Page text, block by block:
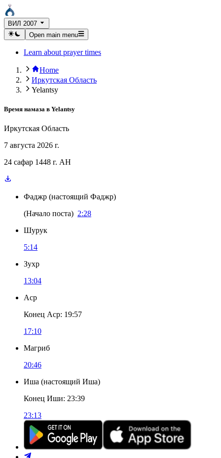
ВИЛ 2007
Open main menu
Learn about prayer times
Home
Иркутская Область
Yelantsy
Время намаза в Yelantsy
Иркутская Область
7 августа 2026 г.
24 сафар 1448 г. AH
Фаджр (настоящий Фаджр)
(Начало поста) 2:28
Шурук
5:14
Зухр
13:04
Аср
Конец Аср: 19:57
17:10
Магриб
20:46
Иша (настоящий Иша)
Конец Иши: 23:39
23:13